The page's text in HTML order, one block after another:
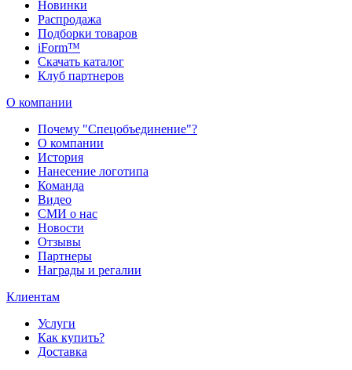
Новинки
Распродажа
Подборки товаров
iForm™
Скачать каталог
Клуб партнеров
О компании
Почему "Спецобъединение"?
О компании
История
Нанесение логотипа
Команда
Видео
СМИ о нас
Новости
Отзывы
Партнеры
Награды и регалии
Клиентам
Услуги
Как купить?
Доставка